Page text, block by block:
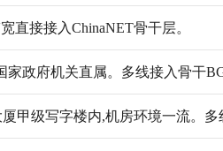
直接接入ChinaNET骨干层。
政府机关直属。多线接入骨干
甲级写字楼内,机房环境一流。多